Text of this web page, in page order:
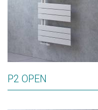
P2 OPEN